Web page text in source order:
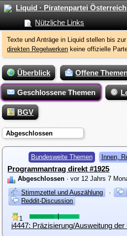
Liquid · Piratenpartei
Nützliche Links
Texte und Anträge in Liquid stellen bis
direkten Regelwerken keine offizielle
Überblick Offene
Geschlossene Themen
BGV
Abgeschlossen
Bundesweite Themen Innen,
Programmantrag direkt #1925
Abgeschlossen · vor 12 Jahrs 7
Stimmzettel und Auszählung
·
Reddit-Discussion
1